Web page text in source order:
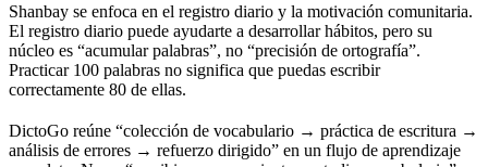
Shanbay se enfoca en el registro diario y la motivación comunitaria.
El registro diario puede ayudarte a desarrollar hábitos, pero su
núcleo es “acumular palabras”, no “precisión de ortografía”.
Practicar 100 palabras no significa que puedas escribir
correctamente 80 de ellas.
DictoGo reúne “colección de vocabulario → práctica de escritura →
análisis de errores → refuerzo dirigido” en un flujo de aprendizaje